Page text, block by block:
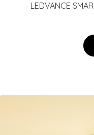
LEDVANCE